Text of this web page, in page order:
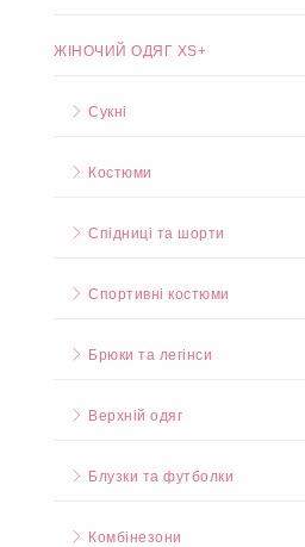
ЖІНОЧИЙ ОДЯГ XS+
Сукні
Костюми
Спідниці та шорти
Спортивні костюми
Брюки та легінси
Верхній одяг
Блузки та футболки
Комбінезони